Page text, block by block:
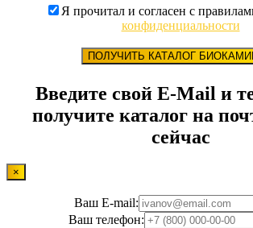
Я прочитал и согласен с
конфиденциальности
ПОЛУЧИТЬ КАТАЛОГ
Введите свой E-Mail и
получите каталог на
сейчас
×
Ваш E-mail:
Ваш телефон: